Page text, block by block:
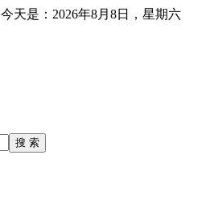
今天是：2026年8月8日，星期六